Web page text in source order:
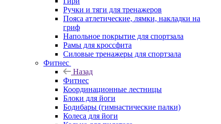
Ручки и тяги для тренажеров
Пояса атлетические, лямки, накладки на
гриф
Напольное покрытие для спортзала
Рамы для кроссфита
Силовые тренажеры для спортзала
Фитнес
Назад
Фитнес
Координационные лестницы
Блоки для йоги
Бодибары (гимнастические палки)
Колеса для йоги